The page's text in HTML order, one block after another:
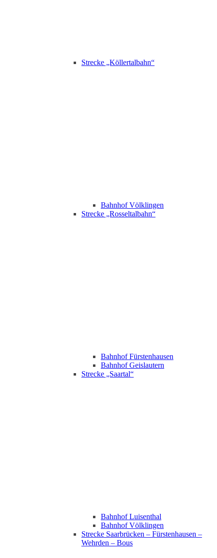
Strecke „Köllertalbahn“
Bahnhof Völklingen
Strecke „Rosseltalbahn“
Bahnhof Fürstenhausen
Bahnhof Geislautern
Strecke „Saartal“
Bahnhof Luisenthal
Bahnhof Völklingen
Strecke Saarbrücken – Fürstenhausen –
Wehrden – Bous